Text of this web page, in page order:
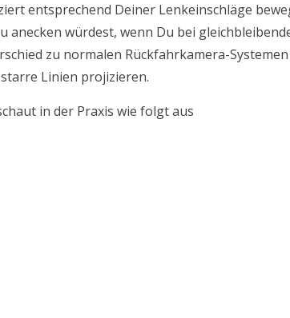
entsprechend Deiner Lenkeinschläge
anecken würdest, wenn Du bei
zu normalen Rückfahrkamera-
Linien projizieren.
in der Praxis wie folgt aus